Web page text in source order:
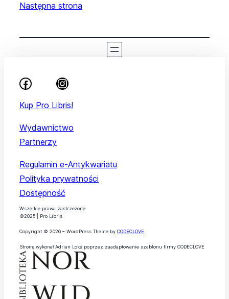
Następna strona
Kup Pro Libris!
Wydawnictwo
Partnerzy
Regulamin e-Antykwariatu
Polityka prywatności
Dostępność
Wszelkie prawa zastrzeżone
©2025 | Pro Libris
Copyright © 2026 – WordPress Theme by CODECLOVE
Stronę wykonał Adrian Lokś poprzez zaadaptowanie szablonu firmy CODECLOVE